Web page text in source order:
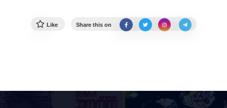
Like Share this on